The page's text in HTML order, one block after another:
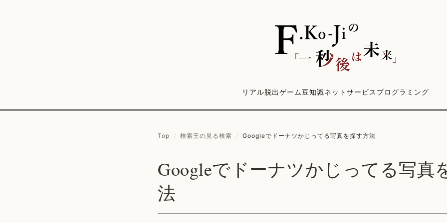
リアル脱出ゲーム豆知識ネットサービス プログラミング
Top / 検索王の見る検索 / Googleでドーナツかじってる写真を探す方法
Googleでドーナツかじってる写真
法